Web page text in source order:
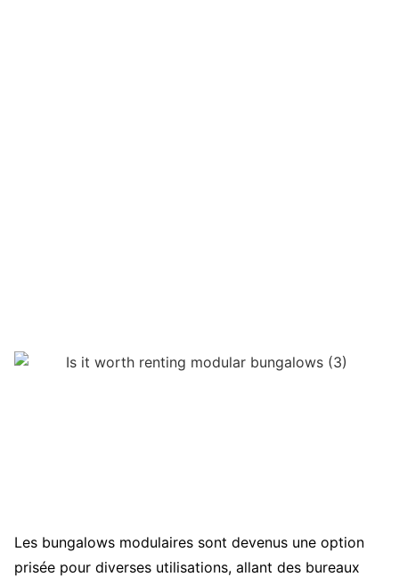
Les bungalows modulaires sont devenus une option
prisée pour diverses utilisations, allant des bureaux